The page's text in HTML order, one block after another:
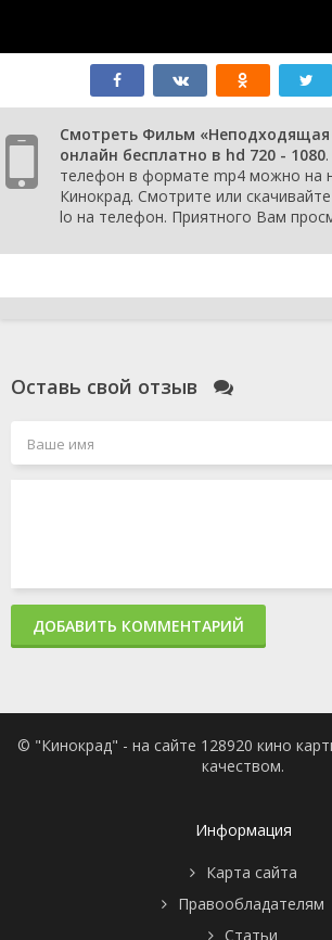
Смотреть Фильм «Неподходящая
онлайн бесплатно в hd 720 - 1080
телефон в формате mp4 можно на
Кинокрад. Смотрите или
lo на телефон. Приятного Вам
Оставь свой отзыв
ДОБАВИТЬ КОММЕНТАРИЙ
© "Кинокрад" - на сайте 128920 кино
качеством.
Информация
Карта сайта
Правообладателям
Статьи